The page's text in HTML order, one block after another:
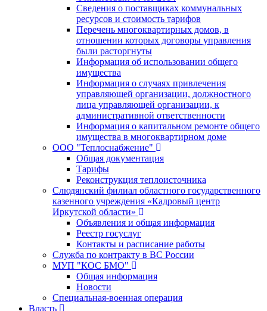
Сведения о поставщиках коммунальных
ресурсов и стоимость тарифов
Перечень многоквартирных домов, в
отношении которых договоры управления
были расторгнуты
Информация об использовании общего
имущества
Информация о случаях привлечения
управляющей организации, должностного
лица управляющей организации, к
административной ответственности
Информация о капитальном ремонте общего
имущества в многоквартирном доме
ООО "Теплоснабжение"
Общая документация
Тарифы
Реконструкция теплоисточника
Слюдянский филиал областного государственного
казенного учреждения «Кадровый центр
Иркутской области»
Объявления и общая информация
Реестр госуслуг
Контакты и расписание работы
Служба по контракту в ВС России
МУП "КОС БМО"
Общая информация
Новости
Специальная-военная операция
Власть